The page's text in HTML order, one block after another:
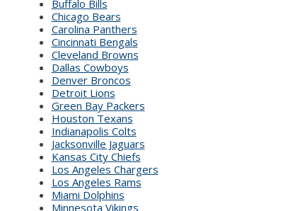
Buffalo Bills
Chicago Bears
Carolina Panthers
Cincinnati Bengals
Cleveland Browns
Dallas Cowboys
Denver Broncos
Detroit Lions
Green Bay Packers
Houston Texans
Indianapolis Colts
Jacksonville Jaguars
Kansas City Chiefs
Los Angeles Chargers
Los Angeles Rams
Miami Dolphins
Minnesota Vikings